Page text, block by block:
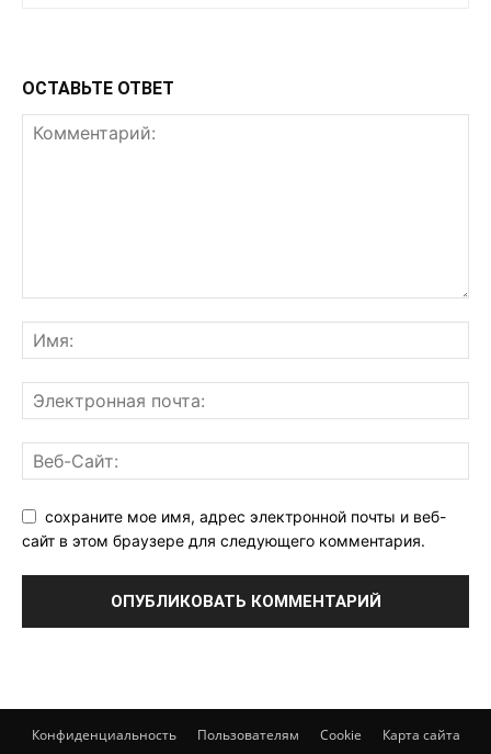
ОСТАВЬТЕ ОТВЕТ
сохраните мое имя, адрес электронной почты и веб-
сайт в этом браузере для следующего комментария.
Конфиденциальность Пользователям Cookie Карта сайта